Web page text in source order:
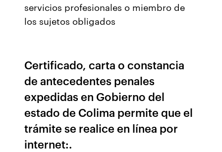
servicios profesionales o miembro de
los sujetos obligados
Certificado, carta o constancia
de antecedentes penales
expedidas en Gobierno del
estado de Colima permite que el
trámite se realice en línea por
internet:.